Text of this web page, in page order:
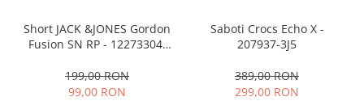
Short JACK &JONES Gordon
Fusion SN RP - 12273304-
199,00 RON
99,00 RON
Saboti Crocs Echo X -
207937-3J5
389,00 RON
299,00 RON